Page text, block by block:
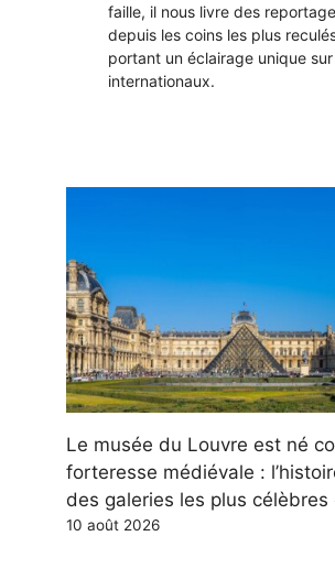
faille, il nous livre des
depuis les coins les plus
portant un éclairage unique
internationaux.
Le musée du Louvre est né
forteresse médiévale :
des galeries les plus célèbres
10 août 2026